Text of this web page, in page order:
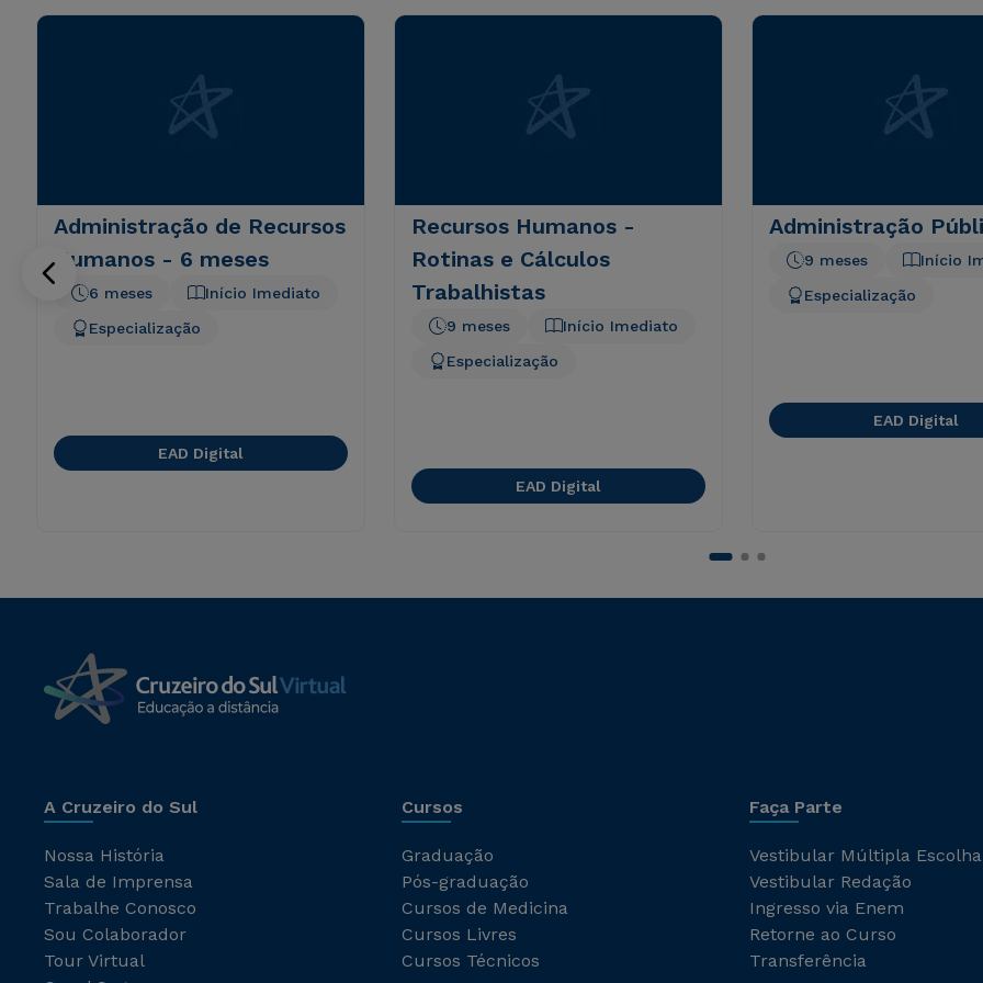
Administração de Recursos
Humanos - 6 meses
Início Imediato
6 meses
Especialização
EAD Digital
Recursos Humanos -
Rotinas e Cálculos
Trabalhistas
Início Imediato
9 meses
Especialização
EAD Digital
Administração
Início
9 meses
Especialização
EAD Digital
A Cruzeiro do Sul
Nossa História
Sala de Imprensa
Trabalhe Conosco
Sou Colaborador
Tour Virtual
Cursos
Graduação
Pós-graduação
Cursos de Medicina
Cursos Livres
Cursos Técnicos
Faça Parte
Vestibular Múltipla Escolha
Vestibular Redação
Ingresso via Enem
Retorne ao Curso
Transferência